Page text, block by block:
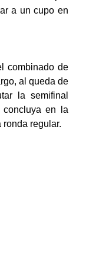
a un cupo en
combinado de
al queda de
la semifinal
concluya en la
regular.